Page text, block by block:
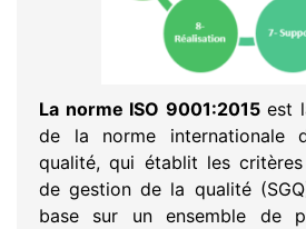
La norme ISO 9001:2015est
de la norme internationale
qualité, qui établit les
de gestion de la qualité
base sur un ensemble de